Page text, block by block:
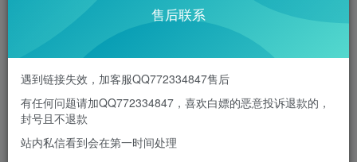
售后联系
遇到链接失效，加客服QQ772334847售后
有任何问题请加QQ772334847，喜欢白嫖的恶意投诉退款的，
封号且不退款
站内私信看到会在第一时间处理